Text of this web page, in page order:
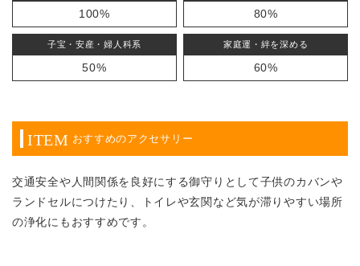
100% 80%
子宝・安産・婦人科系
50%
家庭運・絆を深める
60%
ITEM おすすめのアクセサリー
交通安全や人間関係を良好にする御守りとして子供のカバンや
ランドセルにつけたり、トイレや玄関など気が滞りやすい場所
の浄化にもおすすめです。